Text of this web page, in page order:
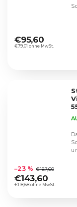
durchschnittliche
Produktbewertung
€79,01 ohne MwSt.
€95,60
durchschnittliche
Produktbewertung
ist
€118,68 ohne MwSt.
–23 % €187,60
€143,60